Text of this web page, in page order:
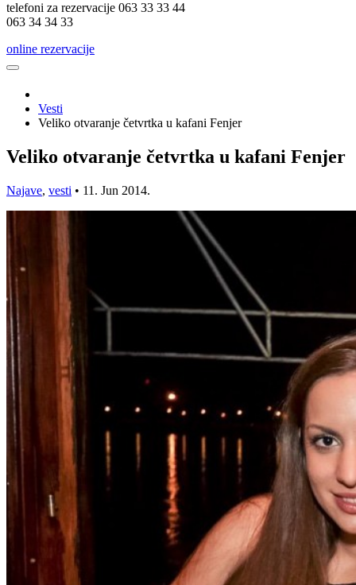
telefoni za rezervacije 063 33 33 44
063 34 34 33
online rezervacije
Vesti
Veliko otvaranje četvrtka u kafani Fenjer
Veliko otvaranje četvrtka u kafani Fenjer
Najave, vesti • 11. Jun 2014.